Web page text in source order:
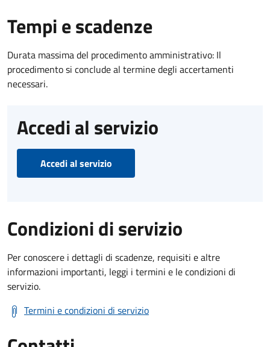
Tempi e scadenze
Durata massima del procedimento amministrativo: Il
procedimento si conclude al termine degli accertamenti
necessari.
Accedi al servizio
Accedi al servizio
Condizioni di servizio
Per conoscere i dettagli di scadenze, requisiti e altre
informazioni importanti, leggi i termini e le condizioni di
servizio.
Termini e condizioni di servizio